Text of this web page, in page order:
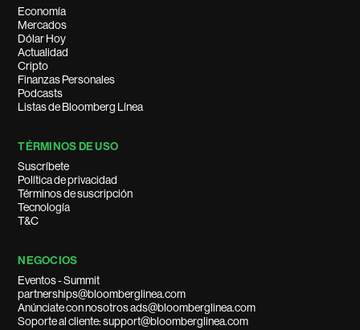
Economía
Mercados
Dólar Hoy
Actualidad
Cripto
Finanzas Personales
Podcasts
Listas de Bloomberg Línea
TÉRMINOS DE USO
Suscríbete
Política de privacidad
Términos de suscripción
Tecnología
T&C
NEGOCIOS
Eventos - Summit
partnerships@bloomberglinea.com
Anúnciate con nosotros ads@bloomberglinea.com
Soporte al cliente: support@bloomberglinea.com